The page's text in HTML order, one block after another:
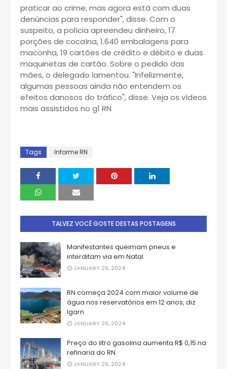
praticar ao crime, mas agora está com duas
denúncias para responder", disse. Com o
suspeito, a polícia apreendeu dinheiro, 17
porções de cocaína, 1.640 embalagens para
maconha, 19 cartões de crédito e débito e duas
maquinetas de cartão. Sobre o pedido das
mães, o delegado lamentou. "Infelizmente,
algumas pessoas ainda não entendem os
efeitos danosos do tráfico", disse. Veja os vídeos
mais assistidos no g1 RN
Tags Informe RN
TALVEZ VOCÊ GOSTE DESTAS POSTAGENS
Manifestantes queimam pneus e
interditam via em Natal
JANUARY 26, 2024
RN começa 2024 com maior volume de
água nos reservatórios em 12 anos, diz
Igarn
JANUARY 26, 2024
Preço do litro gasolina aumenta R$ 0,15 na
refinaria do RN
JANUARY 26, 2024